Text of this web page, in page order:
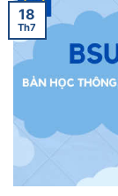
18
Th7